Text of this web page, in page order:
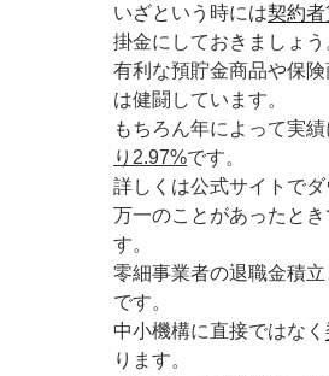
いざという時には契約
掛金にしておきましょう
有利な預貯金商品や保
は健闘しています。
もちろん年によって実
り2.97%です。
詳しくは公式サイトで
万一のことがあったと
す。
零細事業者の退職金積
です。
中小機構に直接ではなく
ります。